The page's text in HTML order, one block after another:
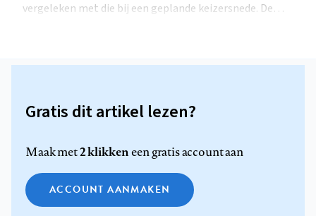
vergeleken met die bij een geplande keizersnede. De…
Gratis dit artikel lezen?
Maak met2 klikkeneen gratis account aan
ACCOUNT AANMAKEN